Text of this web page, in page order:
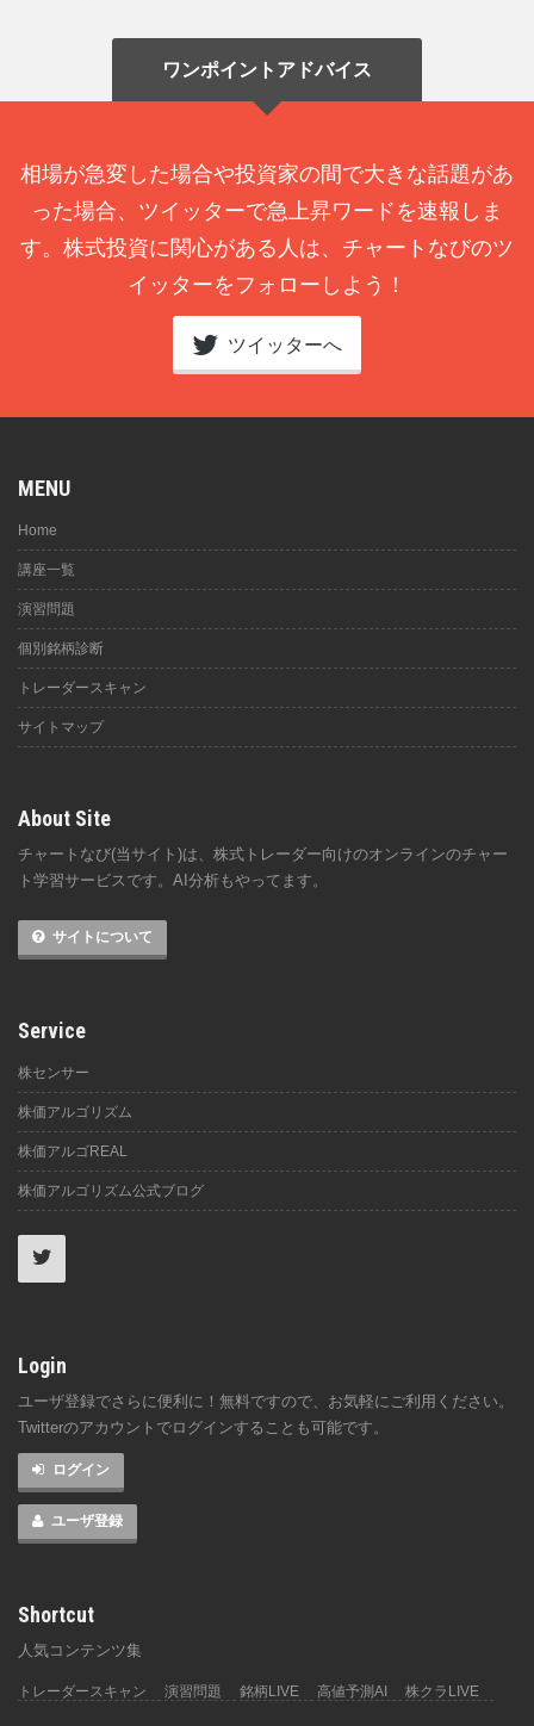
ワンポイントアドバイス
相場が急変した場合や投資家の間で大きな話題があ
った場合、ツイッターで急上昇ワードを速報しま
す。株式投資に関心がある人は、チャートなびのツ
イッターをフォローしよう！
ツイッターへ
MENU
Home
講座一覧
演習問題
個別銘柄診断
トレーダースキャン
サイトマップ
About Site
チャートなび(当サイト)は、株式トレーダー向けのオンラインのチャー
ト学習サービスです。AI分析もやってます。
サイトについて
Service
株センサー
株価アルゴリズム
株価アルゴREAL
株価アルゴリズム公式ブログ
Login
ユーザ登録でさらに便利に！無料ですので、お気軽にご利用ください。
Twitterのアカウントでログインすることも可能です。
ログイン
ユーザ登録
Shortcut
人気コンテンツ集
トレーダースキャン 演習問題 銘柄LIVE 高値予測AI 株クラLIVE